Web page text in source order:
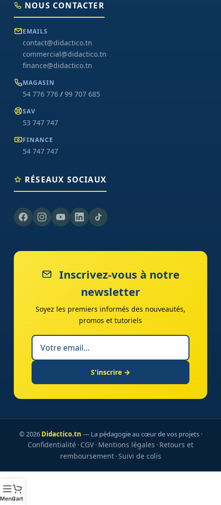
NOUS CONTACTER
EMAILS
contact@didactico.tn
commercial@didactico.tn
finance@didactico.tn
MAGASIN
54 776 776 / 99 707 685
SAV
53 747 747
FINANCE
54 747 747
RÉSEAUX SOCIAUX
Inscrivez-vous à notre
newsletter
Soyez les premiers informés des nouveautés,
promos et tutoriels
S'inscrire →
© 2026 Didactico.tn — La pédagogie au cœur de vos projets ·
Confidentialité · CGV· Mentions légales · Retours et
remboursement·Suivi de colis
MenuCart